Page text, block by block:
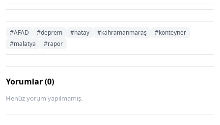
#AFAD #deprem #hatay #kahramanmaraş
#konteyner
#malatya
#rapor
Yorumlar (0)
Henüz yorum yapılmamış.